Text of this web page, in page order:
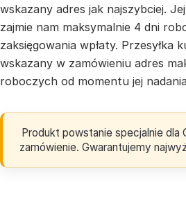
wskazany adres jak najszybciej.
zajmie nam maksymalnie 4 dni
zaksięgowania wpłaty. Przesyłka
wskazany w zamówieniu adres
roboczych od momentu jej
Produkt powstanie specjalnie dla
zamówienie. Gwarantujemy